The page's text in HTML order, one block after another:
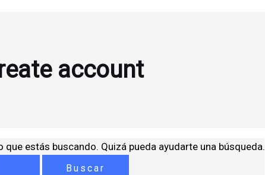
account
estás buscando. Quizá pueda ayudarte una búsqueda.